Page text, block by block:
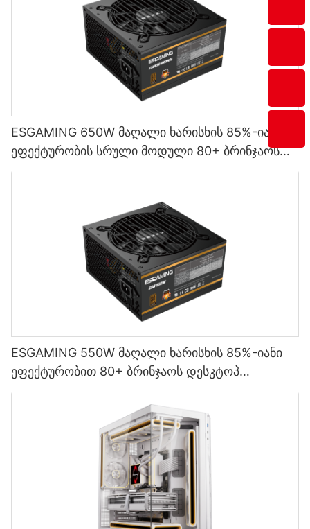
ESGAMING 650W მაღალი ხარისხის 85%-იანი
ეფექტურობის სრული მოდული 80+ ბრინჯაოს
დესკტოპ კომპიუტერის კვების წყაროები
ESGAMING 550W მაღალი ხარისხის 85%-იანი
ეფექტურობით 80+ ბრინჯაოს დესკტოპ
კომპიუტერის კვების წყარო ESB550W